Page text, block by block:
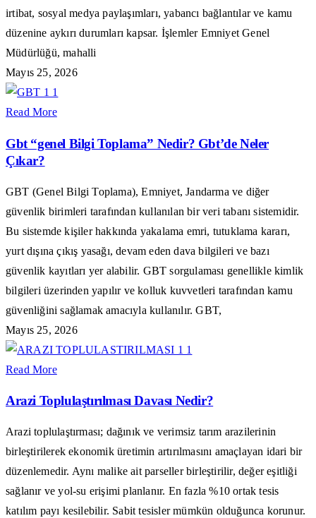
irtibat, sosyal medya paylaşımları, yabancı bağlantılar ve kamu
düzenine aykırı durumları kapsar. İşlemler Emniyet Genel
Müdürlüğü, mahalli
Mayıs 25, 2026
Read More
Gbt “genel Bilgi Toplama” Nedir? Gbt’de Neler
Çıkar?
GBT (Genel Bilgi Toplama), Emniyet, Jandarma ve diğer
güvenlik birimleri tarafından kullanılan bir veri tabanı sistemidir.
Bu sistemde kişiler hakkında yakalama emri, tutuklama kararı,
yurt dışına çıkış yasağı, devam eden dava bilgileri ve bazı
güvenlik kayıtları yer alabilir. GBT sorgulaması genellikle kimlik
bilgileri üzerinden yapılır ve kolluk kuvvetleri tarafından kamu
güvenliğini sağlamak amacıyla kullanılır. GBT,
Mayıs 25, 2026
Read More
Arazi Toplulaştırılması Davası Nedir?
Arazi toplulaştırması; dağınık ve verimsiz tarım arazilerinin
birleştirilerek ekonomik üretimin artırılmasını amaçlayan idari bir
düzenlemedir. Aynı malike ait parseller birleştirilir, değer eşitliği
sağlanır ve yol-su erişimi planlanır. En fazla %10 ortak tesis
katılım payı kesilebilir. Sabit tesisler mümkün olduğunca korunur.